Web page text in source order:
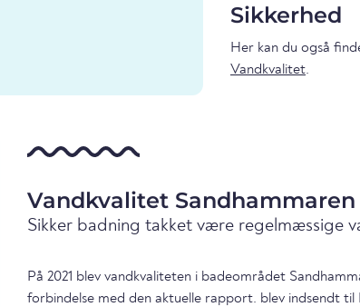
Sikkerhed
Her kan du også
Vandkvalitet.
Vandkvalitet Sandhammaren
Sikker badning takket være regelmæssige
På 2021 blev vandkvaliteten i badeområdet
forbindelse med den aktuelle rapport. blev indsendt